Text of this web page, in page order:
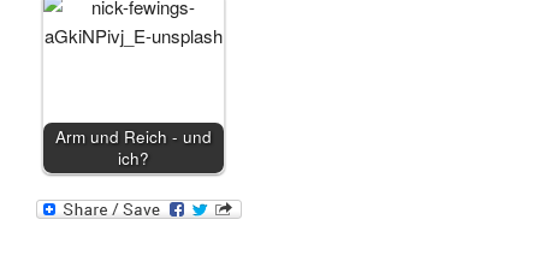
Arm und Reich - und
ich?